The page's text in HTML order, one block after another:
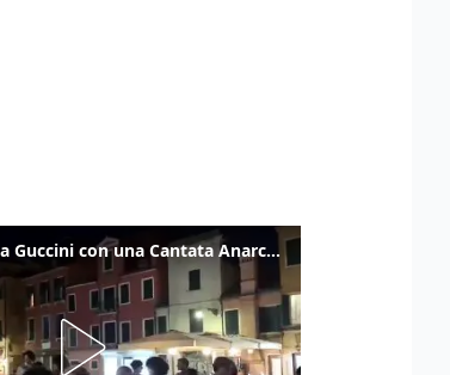
Venezia omaggia Guccini con una Cantata Anarchica in campo Santa Margherita